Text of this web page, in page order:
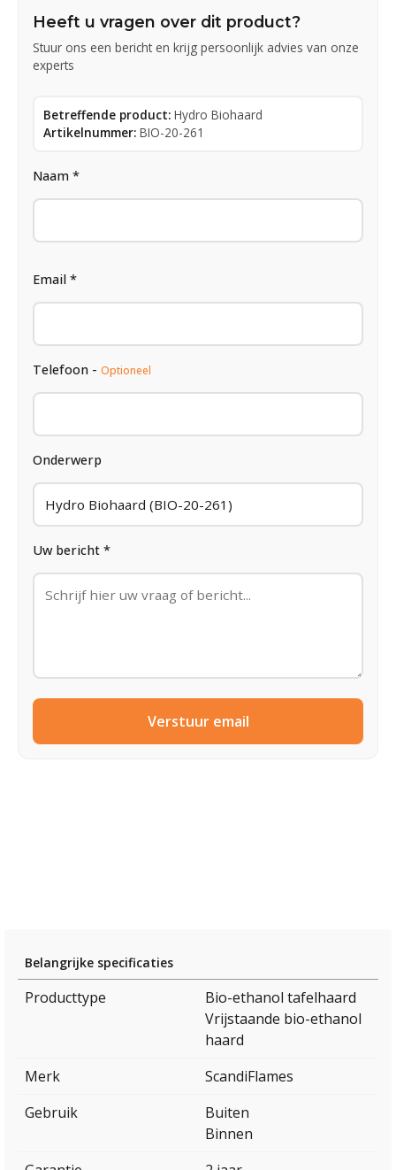
Heeft u vragen over dit product?
Stuur ons een bericht en krijg persoonlijk advies van onze
experts
Betreffende product: Hydro Biohaard
Artikelnummer: BIO-20-261
Naam *
Email *
Telefoon - Optioneel
Onderwerp
Uw bericht *
Verstuur email
Belangrijke specificaties
Producttype
Bio-ethanol tafelhaard
Vrijstaande bio-ethanol
haard
Merk
ScandiFlames
Gebruik
Buiten
Binnen